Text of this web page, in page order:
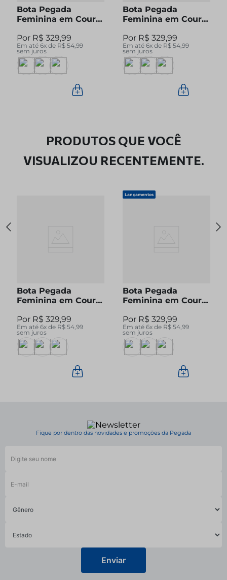
Bota Pegada
Feminina em Couro
280512-04
R$ 329,99
Em até 6x de R$ 54,99
sem juros
Bota Pegada
Feminina em Couro
280512-05
R$ 329,99
Em até 6x de R$ 54,99
sem juros
PRODUTOS QUE VOCÊ
VISUALIZOU RECENTEMENTE.
Bota Pegada
Feminina em Couro
280512-04
R$ 329,99
Em até 6x de R$ 54,99
sem juros
Lançamentos
Bota Pegada
Feminina em Couro
280512-05
R$ 329,99
Em até 6x de R$ 54,99
sem juros
Fique por dentro das novidades e promoções da Pegada
Enviar